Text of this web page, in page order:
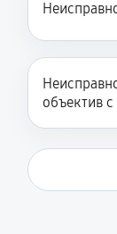
объектив